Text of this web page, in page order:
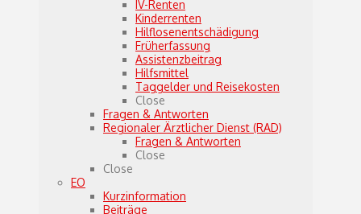
IV-Renten
Kinderrenten
Hilflosenentschädigung
Früherfassung
Assistenzbeitrag
Hilfsmittel
Taggelder und Reisekosten
Close
Fragen & Antworten
Regionaler Ärztlicher Dienst (RAD)
Fragen & Antworten
Close
Close
EO
Kurzinformation
Beiträge